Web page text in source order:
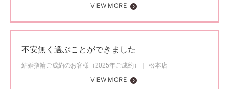
VIEW MORE
不安無く選ぶことができました
結婚指輪ご成約のお客様（2025年ご成約）
松本店
VIEW MORE